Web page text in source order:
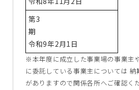
第3
期
令和9年2月1日
※本年度に成立した事業場の事業主
に委託している事業主については
がありますので関係各所へご確認く